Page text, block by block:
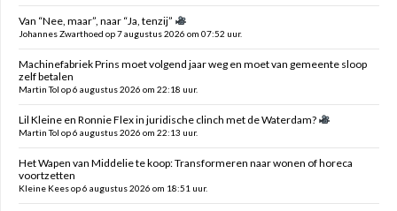
Van “Nee, maar”, naar “Ja, tenzij”
Johannes Zwarthoed op 7 augustus 2026 om 07:52 uur.
Machinefabriek Prins moet volgend jaar weg en moet van gemeente sloop
zelf betalen
Martin Tol op 6 augustus 2026 om 22:18 uur.
Lil Kleine en Ronnie Flex in juridische clinch met de Waterdam?
Martin Tol op 6 augustus 2026 om 22:13 uur.
Het Wapen van Middelie te koop: Transformeren naar wonen of horeca
voortzetten
Kleine Kees op 6 augustus 2026 om 18:51 uur.